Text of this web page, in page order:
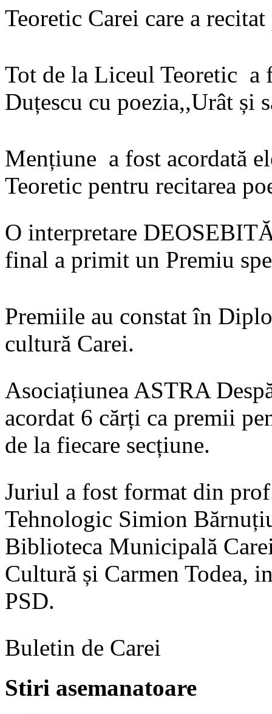
Teoretic Carei care a
Tot de la Liceul Teoretic a
Duțescu cu poezia,,Urât și
Mențiune a fost acordată
Teoretic pentru recitarea
O interpretare
final a primit un Premiu
Premiile au constat în
cultură Carei.
Asociațiunea ASTRA
acordat 6 cărți ca premii
de la fiecare secțiune.
Juriul a fost format din
Tehnologic Simion
Biblioteca Municipală
Cultură și Carmen Todea,
PSD.
Buletin de Carei
Stiri asemanatoare